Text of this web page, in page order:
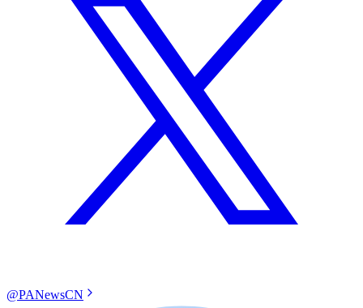
@PANewsCN